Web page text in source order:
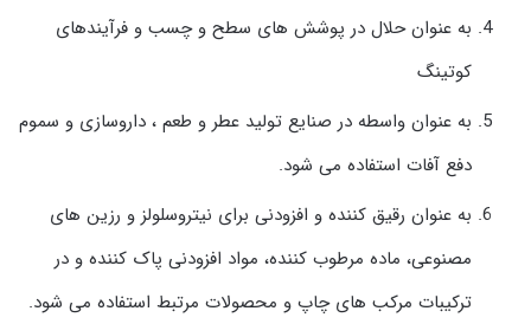
به عنوان حلال در پوشش های سطح و چسب و فرآیندهای
کوتینگ
به عنوان واسطه در صنایع تولید عطر و طعم ، داروسازی و سموم
دفع آفات استفاده می شود.
به عنوان رقیق کننده و افزودنی برای نیتروسلولز و رزین های
مصنوعی، ماده مرطوب کننده، مواد افزودنی پاک کننده و در
ترکیبات مرکب های چاپ و محصولات مرتبط استفاده می شود.